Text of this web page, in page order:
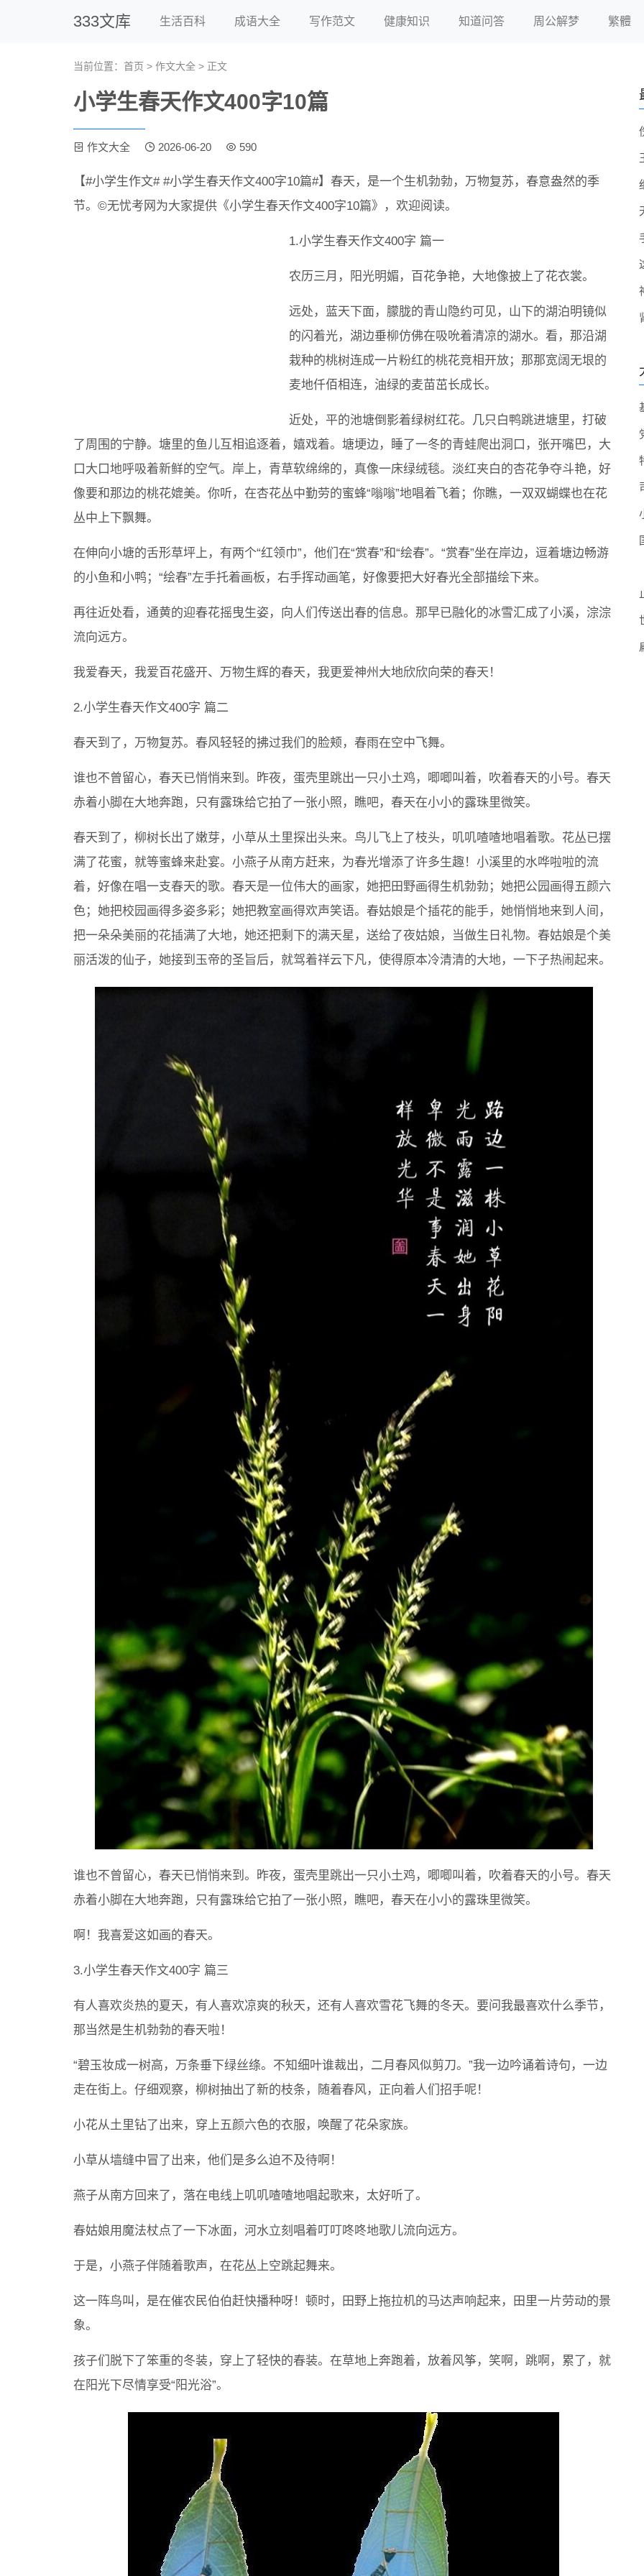
333文库 生活百科 成语大全 写作范文 健康知识 知道问答 周公解梦 繁體
当前位置： 首页 > 作文大全 > 正文
小学生春天作文400字10篇
作文大全 2026-06-20 590
【#小学生作文# #小学生春天作文400字10篇#】春天，是一个生机勃勃，万物复苏，春意盎然的季
节。©无忧考网为大家提供《小学生春天作文400字10篇》，欢迎阅读。
1.小学生春天作文400字 篇一
农历三月，阳光明媚，百花争艳，大地像披上了花衣裳。
远处，蓝天下面，朦胧的青山隐约可见，山下的湖泊明镜似
的闪着光，湖边垂柳仿佛在吸吮着清凉的湖水。看，那沿湖
栽种的桃树连成一片粉红的桃花竞相开放；那那宽阔无垠的
麦地仟佰相连，油绿的麦苗茁长成长。
近处，平的池塘倒影着绿树红花。几只白鸭跳进塘里，打破
了周围的宁静。塘里的鱼儿互相追逐着，嬉戏着。塘埂边，睡了一冬的青蛙爬出洞口，张开嘴巴，大
口大口地呼吸着新鲜的空气。岸上，青草软绵绵的，真像一床绿绒毯。淡红夹白的杏花争夺斗艳，好
像要和那边的桃花媲美。你听，在杏花丛中勤劳的蜜蜂“嗡嗡”地唱着飞着；你瞧，一双双蝴蝶也在花
丛中上下飘舞。
在伸向小塘的舌形草坪上，有两个“红领巾”，他们在“赏春”和“绘春”。“赏春”坐在岸边，逗着塘边畅游
的小鱼和小鸭；“绘春”左手托着画板，右手挥动画笔，好像要把大好春光全部描绘下来。
再往近处看，通黄的迎春花摇曳生姿，向人们传送出春的信息。那早已融化的冰雪汇成了小溪，淙淙
流向远方。
我爱春天，我爱百花盛开、万物生辉的春天，我更爱神州大地欣欣向荣的春天！
2.小学生春天作文400字 篇二
春天到了，万物复苏。春风轻轻的拂过我们的脸颊，春雨在空中飞舞。
谁也不曾留心，春天已悄悄来到。昨夜，蛋壳里跳出一只小土鸡，唧唧叫着，吹着春天的小号。春天
赤着小脚在大地奔跑，只有露珠给它拍了一张小照，瞧吧，春天在小小的露珠里微笑。
春天到了，柳树长出了嫩芽，小草从土里探出头来。鸟儿飞上了枝头，叽叽喳喳地唱着歌。花丛已摆
满了花蜜，就等蜜蜂来赴宴。小燕子从南方赶来，为春光增添了许多生趣！小溪里的水哗啦啦的流
着，好像在唱一支春天的歌。春天是一位伟大的画家，她把田野画得生机勃勃；她把公园画得五颜六
色；她把校园画得多姿多彩；她把教室画得欢声笑语。春姑娘是个插花的能手，她悄悄地来到人间，
把一朵朵美丽的花插满了大地，她还把剩下的满天星，送给了夜姑娘，当做生日礼物。春姑娘是个美
丽活泼的仙子，她接到玉帝的圣旨后，就驾着祥云下凡，使得原本冷清清的大地，一下子热闹起来。
谁也不曾留心，春天已悄悄来到。昨夜，蛋壳里跳出一只小土鸡，唧唧叫着，吹着春天的小号。春天
赤着小脚在大地奔跑，只有露珠给它拍了一张小照，瞧吧，春天在小小的露珠里微笑。
啊！我喜爱这如画的春天。
3.小学生春天作文400字 篇三
有人喜欢炎热的夏天，有人喜欢凉爽的秋天，还有人喜欢雪花飞舞的冬天。要问我最喜欢什么季节，
那当然是生机勃勃的春天啦！
“碧玉妆成一树高，万条垂下绿丝绦。不知细叶谁裁出，二月春风似剪刀。”我一边吟诵着诗句，一边
走在街上。仔细观察，柳树抽出了新的枝条，随着春风，正向着人们招手呢！
小花从土里钻了出来，穿上五颜六色的衣服，唤醒了花朵家族。
小草从墙缝中冒了出来，他们是多么迫不及待啊！
燕子从南方回来了，落在电线上叽叽喳喳地唱起歌来，太好听了。
春姑娘用魔法杖点了一下冰面，河水立刻唱着叮叮咚咚地歌儿流向远方。
于是，小燕子伴随着歌声，在花丛上空跳起舞来。
这一阵鸟叫，是在催农民伯伯赶快播种呀！顿时，田野上拖拉机的马达声响起来，田里一片劳动的景
象。
孩子们脱下了笨重的冬装，穿上了轻快的春装。在草地上奔跑着，放着风筝，笑啊，跳啊，累了，就
在阳光下尽情享受“阳光浴”。